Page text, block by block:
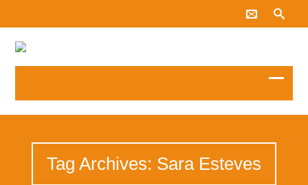
Tag Archives: Sara Esteves